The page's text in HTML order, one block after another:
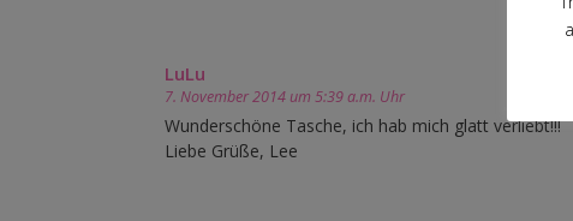
LuLu
7. November 2014 um 5:39 a.m. Uhr
Wunderschöne Tasche, ich hab mich glatt verliebt!!!
Liebe Grüße, Lee